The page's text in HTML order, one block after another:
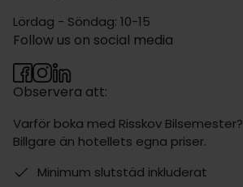
Lördag - Söndag: 10-15
Observera att:
Varför boka med Risskov
Billgare än hotellets egna priser.
Minimum slutstäd inkluderat
Follow us on social media